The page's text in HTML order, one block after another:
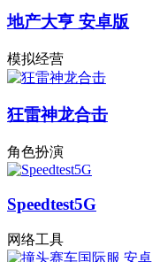
地产大亨 安卓版
模拟经营
狂雷神龙合击
角色扮演
Speedtest5G
网络工具